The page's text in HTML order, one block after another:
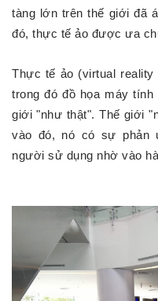
tàng lớn trên thế giới đã
đó, thực tế ảo được ưa
Thực tế ảo (virtual
trong đó đồ họa máy
giới "như thật". Thế giới
vào đó, nó có sự phản
người sử dụng nhờ vào